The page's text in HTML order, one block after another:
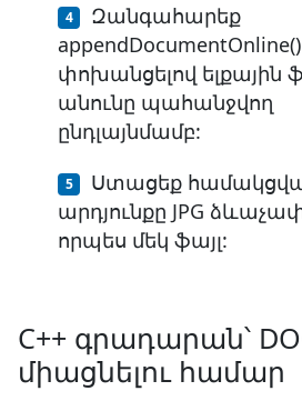
Զանգահարեք
փոխանցելով ելքային
անունը պահանջվող
ընդլայնմամբ:
Ստացեք
արդյունքը JPG
որպես մեկ ֆայլ:
C++ գրադարան՝
միացնելու համար